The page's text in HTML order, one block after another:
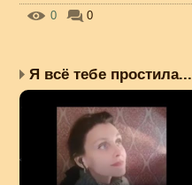
0
0
Я всё тебе простила...